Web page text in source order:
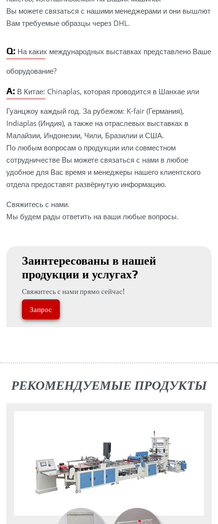
Вы можете связаться с нашими менеджерами и они вышлют
Вам требуемые образцы через DHL.
Q: На каких международных выставках представлено Ваше
оборудование?
A: В Китае: Chinaplas, которая проводится в Шанхае или
Гуанцжоу каждый год. За рубежом: K-fair (Германия),
Indiaplas (Индия), а также на отраслевых выставках в
Малайзии, Индонезии, Чили, Бразилии и США.
По любым вопросам о продукции или совместном
сотрудничестве Вы можете связаться с нами в любое
удобное для Вас время и менеджеры нашего клиентского
отдела предоставят развёрнутую информацию.
Свяжитесь с нами.
Мы будем рады ответить на ваши любые вопросы.
Заинтересованы в нашей
продукции и услугах?
Свяжитесь с нами прямо сейчас!
Запрос
РЕКОМЕНДУЕМЫЕ ПРОДУКТЫ